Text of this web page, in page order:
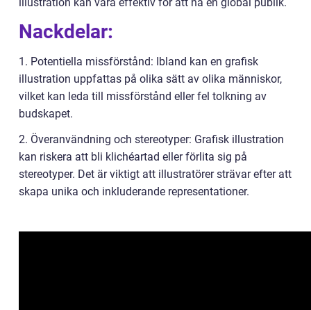
Nackdelar:
1. Potentiella missförstånd: Ibland kan en grafisk
illustration uppfattas på olika sätt av olika människor,
vilket kan leda till missförstånd eller fel tolkning av
budskapet.
2. Överanvändning och stereotyper: Grafisk illustration
kan riskera att bli klichéartad eller förlita sig på
stereotyper. Det är viktigt att illustratörer strävar efter att
skapa unika och inkluderande representationer.